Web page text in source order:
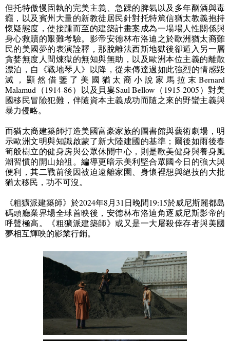
但托特傲慢固執的完美主義、急躁的脾氣以及多年酗酒與毒
癮，以及賓州大量的新教徒居民針對托特篤信猶太教義抱持
懷疑態度，使接踵而至的建築計畫案成為一場場人性關係與
身心救贖的艱難考驗。影帝安德林布洛迪之於歐洲猶太裔難
民的美國夢的表演詮釋，那脫離法西斯地獄後卻遁入另一層
貪婪無度人間煉獄的無知與無助，以及歐洲本位主義的離散
漂泊，自《戰地琴人》以降，從未傳達過如此強烈的情感毀
滅，顯然借鑒了美國猶太裔小說家馬拉末 Bernard
Malamud （1914-86）以及貝婁Saul Bellow （ 1915-2005）對美
國移民冒險犯難，伴隨資本主義成功而隨之來的野蠻主義與
暴力侵略。
而猶太裔建築師打造美國富豪家族的圖書館與藝術劇場，明
示歐洲文明與知識啟蒙了新大陸建國的基準；爾後如雨後春
筍般樹立的健身房與公眾休閒中心，則是歐美健身與養身風
潮習慣的開山始祖。編導更暗示美利堅合眾國今日的強大與
便利，其二戰前後因被迫遠離家園、身懷裡想與絕技的大批
猶太移民，功不可沒。
《粗獷派建築師》於2024年8月31 日晚間19:15於威尼斯麗都島
碼頭廳業界場全球首映後，安德林布洛迪角逐威尼斯影帝的
呼聲極高。《粗獷派建築師》或又是一大屠殺倖存者與美國
夢相互輝映的影業行銷。